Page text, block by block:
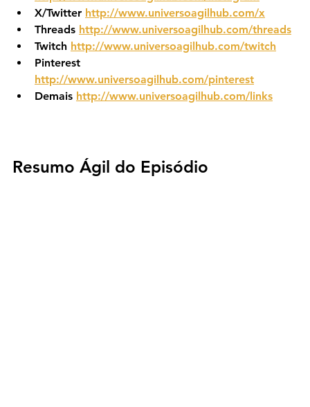
X/Twitter http://www.universoagilhub.com/x
Threads http://www.universoagilhub.com/threads
Twitch http://www.universoagilhub.com/twitch
Pinterest
http://www.universoagilhub.com/pinterest
Demais http://www.universoagilhub.com/links
Resumo Ágil do Episódio